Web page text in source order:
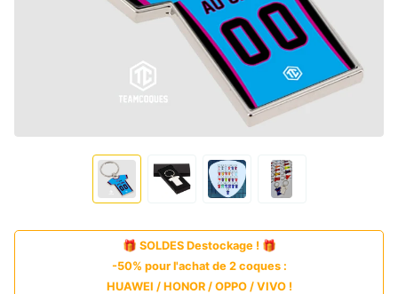
🎁 SOLDES Destockage ! 🎁
-50% pour l'achat de 2 coques :
HUAWEI / HONOR / OPPO / VIVO !